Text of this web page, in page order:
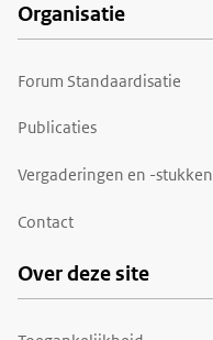
Organisatie
Forum Standaardisatie
Publicaties
Vergaderingen en -stukken
Contact
Over deze site